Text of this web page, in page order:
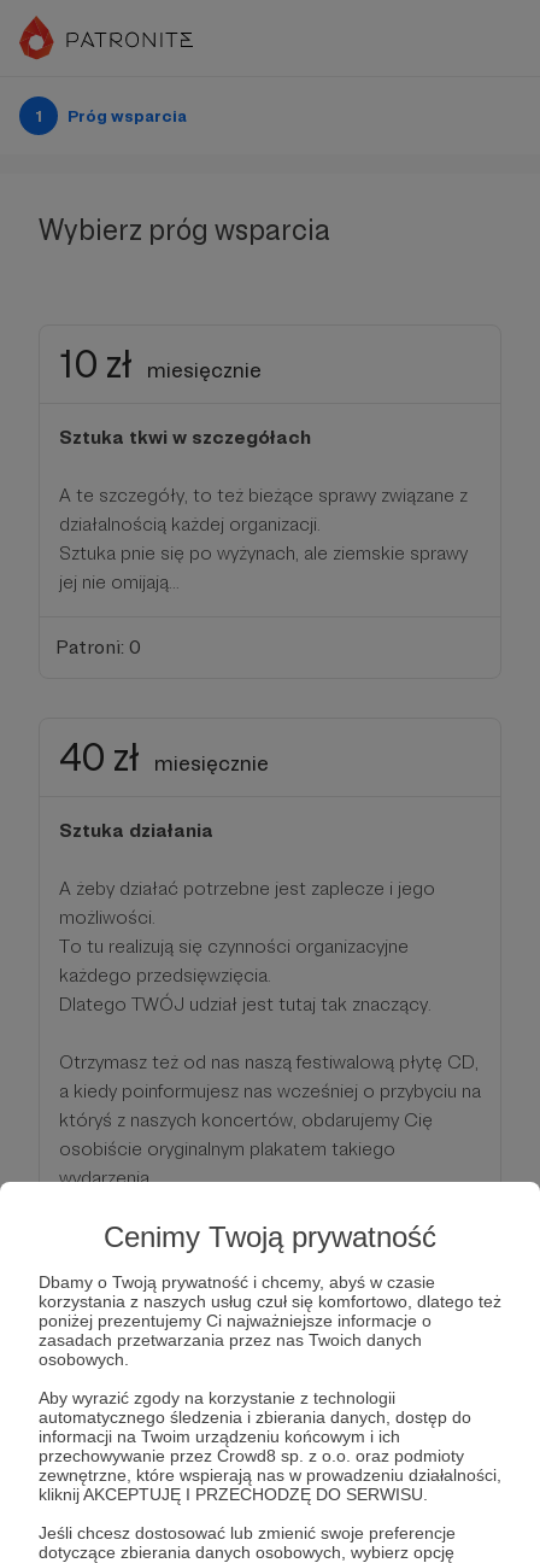
Cenimy Twoją prywatność
Dbamy o Twoją prywatność i chcemy, abyś w czasie
korzystania z naszych usług czuł się komfortowo, dlatego też
poniżej prezentujemy Ci najważniejsze informacje o
zasadach przetwarzania przez nas Twoich danych
osobowych.
Aby wyrazić zgody na korzystanie z technologii
automatycznego śledzenia i zbierania danych, dostęp do
informacji na Twoim urządzeniu końcowym i ich
przechowywanie przez Crowd8 sp. z o.o. oraz podmioty
zewnętrzne, które wspierają nas w prowadzeniu działalności,
kliknij AKCEPTUJĘ I PRZECHODZĘ DO SERWISU.
Jeśli chcesz dostosować lub zmienić swoje preferencje
dotyczące zbierania danych osobowych, wybierz opcję
1 Próg wsparcia
Wybierz próg wsparcia
10 zł miesięcznie
Sztuka tkwi w szczegółach
A te szczegóły, to też bieżące sprawy związane z
działalnością każdej organizacji.
Sztuka pnie się po wyżynach, ale ziemskie sprawy
jej nie omijają...
Patroni: 0
40 zł miesięcznie
Sztuka działania
A żeby działać potrzebne jest zaplecze i jego
możliwości.
To tu realizują się czynności organizacyjne
każdego przedsięwzięcia.
Dlatego TWÓJ udział jest tutaj tak znaczący.
Otrzymasz też od nas naszą festiwalową płytę CD,
a kiedy poinformujesz nas wcześniej o przybyciu na
któryś z naszych koncertów, obdarujemy Cię
osobiście oryginalnym plakatem takiego
wydarzenia.
Patroni: 0
90 zł miesięcznie
Dobra sztuka nie uznaje kompromisów
Ten wkład nie pozostaje obojętny, tym bardziej